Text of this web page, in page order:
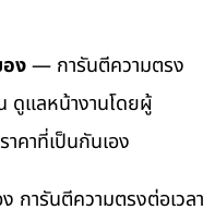
ง— การันตีความตรง
ดูแลหน้างานโดยผู้
คาที่เป็นกันเอง
การันตีความตรงต่อเวลา